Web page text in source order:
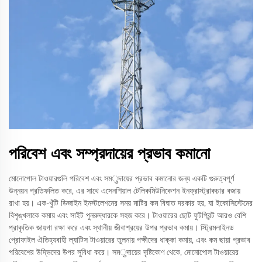
পরিবেশ এবং সম্প্রদায়ের প্রভাব কমানো
মোনোপোল টাওয়ারগুলি পরিবেশ এবং সমुদায়ের প্রভাব কমানোর জন্য একটি গুরুত্বপূর্ণ
উন্নয়ন প্রতিফলিত করে, এর সাথে এসেনশিয়াল টেলিকমিউনিকেশন ইনফ্রাস্ট্রাকচার বজায়
রাখা হয়। এক-খুঁটি ডিজাইন ইনস্টলেশনের সময় মাটির কম বিঘাত দরকার হয়, যা ইকোসিস্টেমের
বিশৃঙ্খলাকে কমায় এবং সাইট পুনরুদ্ধারকে সহজ করে। টাওয়ারের ছোট ফুটপ্রিন্ট আরও বেশি
প্রাকৃতিক জায়গা রক্ষা করে এবং স্থানীয় জীবাশ্রয়ের উপর প্রভাব কমায়। স্ট্রিমলাইনড
প্রোফাইল ঐতিহ্যবাহী ল্যাটিস টাওয়ারের তুলনায় পক্ষীদের ধাক্কা কমায়, এবং কম ছায়া প্রভাব
পরিবেশের উদ্ভিদের উপর সুবিধা করে। সমुদায়ের দৃষ্টিকোণ থেকে, মোনোপোল টাওয়ারের